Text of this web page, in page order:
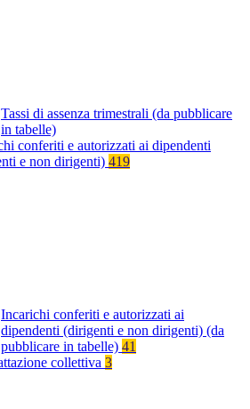
Tassi di assenza trimestrali (da pubblicare
in tabelle)
conferiti e autorizzati ai dipendenti
e non dirigenti) 419
Incarichi conferiti e autorizzati ai
dipendenti (dirigenti e non dirigenti) (da
pubblicare in tabelle) 41
collettiva 3